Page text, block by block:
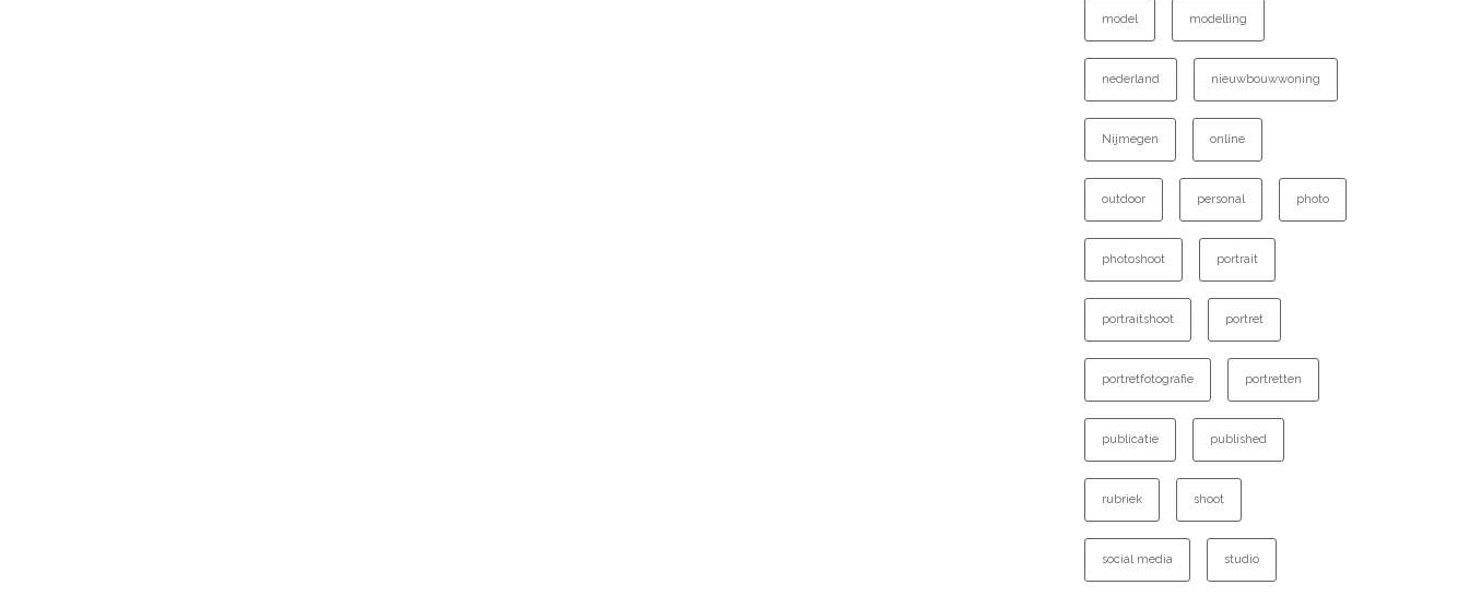
model modelling
nederland nieuwbouwwoning
Nijmegen online
outdoor personal photo
photoshoot portrait
portraitshoot portret
portretfotografie portretten
publicatie published
rubriek shoot
social media studio